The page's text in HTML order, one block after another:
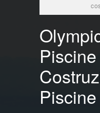
Piscine